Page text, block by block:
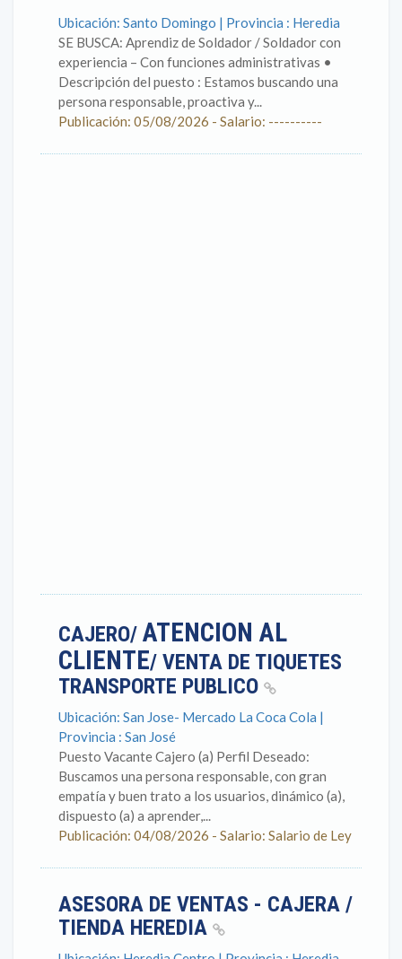
Ubicación: Santo Domingo | Provincia : Heredia
SE BUSCA: Aprendiz de Soldador / Soldador con
experiencia – Con funciones administrativas •
Descripción del puesto : Estamos buscando una
persona responsable, proactiva y...
Publicación: 05/08/2026 - Salario: ----------
CAJERO/ ATENCION AL
CLIENTE/ VENTA DE TIQUETES
TRANSPORTE PUBLICO
Ubicación: San Jose- Mercado La Coca Cola |
Provincia : San José
Puesto Vacante Cajero (a) Perfil Deseado:
Buscamos una persona responsable, con gran
empatía y buen trato a los usuarios, dinámico (a),
dispuesto (a) a aprender,...
Publicación: 04/08/2026 - Salario: Salario de Ley
ASESORA DE VENTAS - CAJERA /
TIENDA HEREDIA